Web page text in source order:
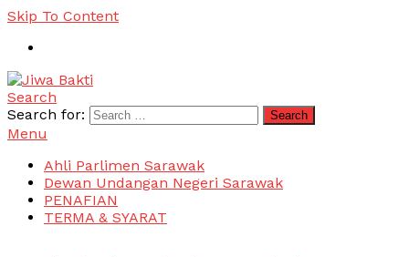
Skip To Content
Jiwa Bakti
Suara PBB Sarawak
Search
Search for:
Menu
Ahli Parlimen Sarawak
Dewan Undangan Negeri Sarawak
PENAFIAN
TERMA & SYARAT